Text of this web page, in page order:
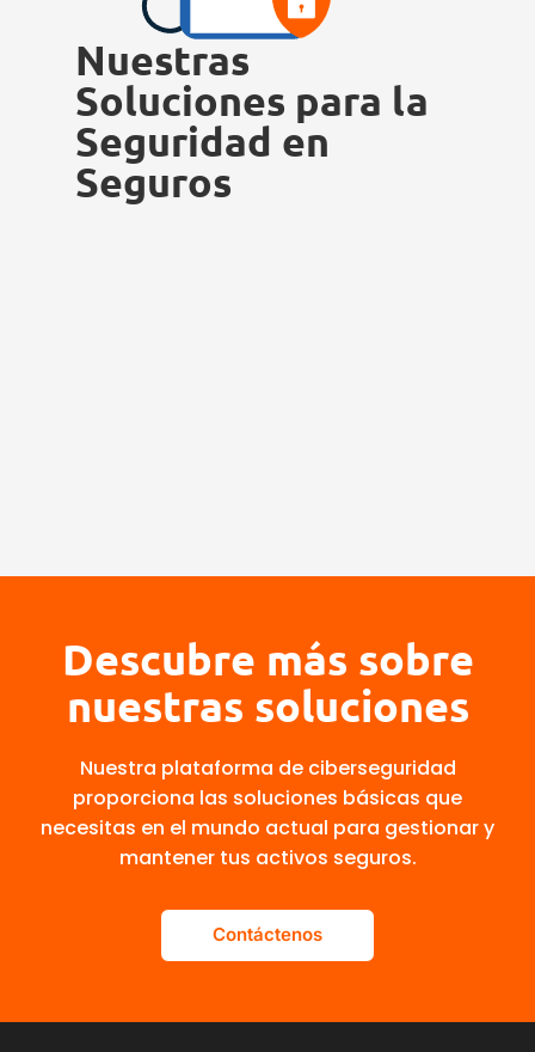
Nuestras
Soluciones para la
Seguridad en
Seguros
Descubre más sobre
nuestras soluciones
Nuestra plataforma de ciberseguridad
proporciona las soluciones básicas que
necesitas en el mundo actual para gestionar y
mantener tus activos seguros.
Contáctenos